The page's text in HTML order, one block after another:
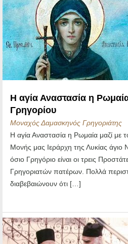
Η αγία Αναστασία η
Γρηγορίου
Μοναχός Δαμασκηνός Γρηγοριάτης
Η αγία Αναστασία η Ρωμαία μαζί με
Μονής μας Ιεράρχη της Λυκίας άγιο
όσιο Γρηγόριο είναι οι τρεις
Γρηγοριατών πατέρων. Πολλά
διαβεβαιώνουν ότι […]